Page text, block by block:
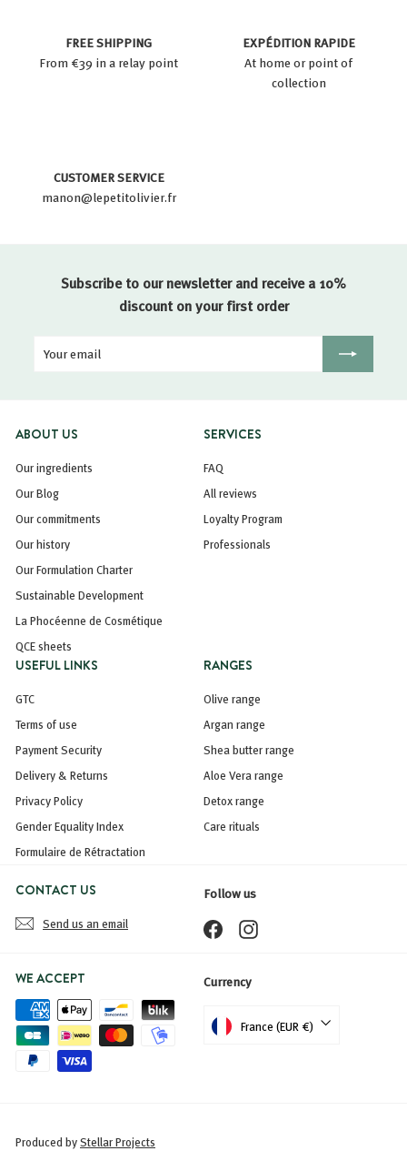
FREE SHIPPING
From €39 in a relay point
EXPÉDITION RAPIDE
At home or point of
collection
CUSTOMER SERVICE
manon@lepetitolivier.fr
Subscribe to our newsletter and receive a 10%
discount on your first order
Your
Registration
ABOUT US
Our ingredients
Our Blog
Our commitments
Our history
Our Formulation Charter
Sustainable Development
La Phocéenne de Cosmétique
QCE sheets
SERVICES
FAQ
All reviews
Loyalty Program
Professionals
USEFUL LINKS
GTC
Terms of use
Payment Security
Delivery & Returns
Privacy Policy
Gender Equality Index
Formulaire de Rétractation
RANGES
Olive range
Argan range
Shea butter range
Aloe Vera range
Detox range
Care rituals
CONTACT US
Send us an email
Follow us
FacebookInstagram
WE ACCEPT Currency
France (EUR €)
Produced byStellar Projects